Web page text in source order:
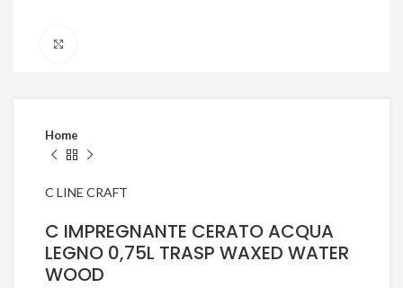
Home
C LINE CRAFT
C IMPREGNANTE CERATO ACQUA
LEGNO 0,75L TRASP WAXED WATER
WOOD